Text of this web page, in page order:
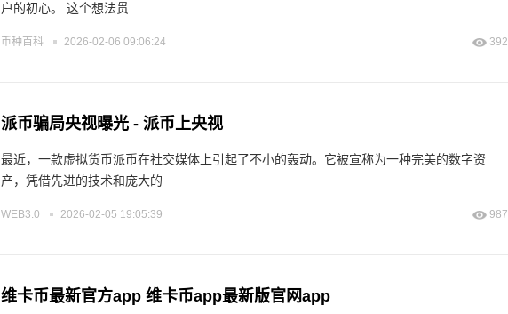
户的初心。 这个想法贯
币种百科 2026-02-06 09:06:24 392
派币骗局央视曝光 - 派币上央视
最近，一款虚拟货币派币在社交媒体上引起了不小的轰动。它被宣称为一种完美的数字资
产，凭借先进的技术和庞大的
WEB3.0 2026-02-05 19:05:39 987
维卡币最新官方app 维卡币app最新版官网app